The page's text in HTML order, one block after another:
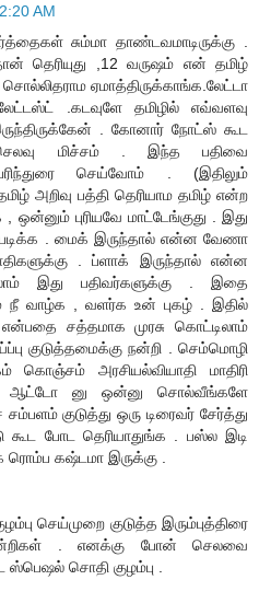
AM
சும்மா தாண்டவமாடிருக்கு .
தெரியுது ,12 வருஷம் என் தமிழ்
ஏமாத்திருக்காங்க.லேட்டா
லேட்டஸ்ட் .கடவுளே தமிழில் எவ்வளவு
. கோனார் நோட்ஸ் கூட
மிச்சம் . இந்த பதிவை
பரிந்துரை செய்வோம் . (இதிலும்
அறிவு பத்தி தெரியாம தமிழ் என்ற
ஒன்னும் புரியவே மாட்டேங்குது . இது
படிக்க . மைக் இருந்தால் என்ன வேணா
. ப்ளாக் இருந்தால் என்ன
இது பதிவர்களுக்கு . இதை
நீ வாழ்க , வளர்க உன் புகழ் . இதில்
சத்தமாக முரசு கொட்டிலாம்
குடுத்தமைக்கு நன்றி . செம்மொழி
கொஞ்சம் அரசியல்வியாதி மாதிரி
ஆட்டோ னு ஒன்னு சொல்வீங்களே
குடுத்து ஒரு டிரைவர் சேர்த்து
கூட போட தெரியாதுங்க . பஸ்ல இடி
கஷ்டமா இருக்கு .
செய்முறை குடுத்த இரும்புத்திரை
நன்றிகள் . எனக்கு போன் செலவை
ஸ்பெஷல் சொதி குழம்பு .